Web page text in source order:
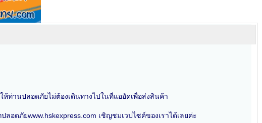
ท่านปลอดภัยไม่ต้องเดินทางไปในที่แออัดเพื่อส่งสินค้า
ดภัยwww.hskexpress.com เชิญชมเวปไซค์ของเราได้เลยค่ะ